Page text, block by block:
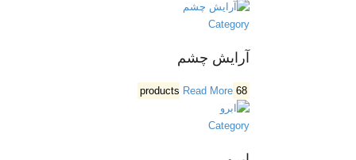
Category
آرایش چشم
68 products
Read More
Category